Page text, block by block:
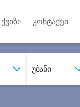
ქვიზი კონტაქტი
უბანი